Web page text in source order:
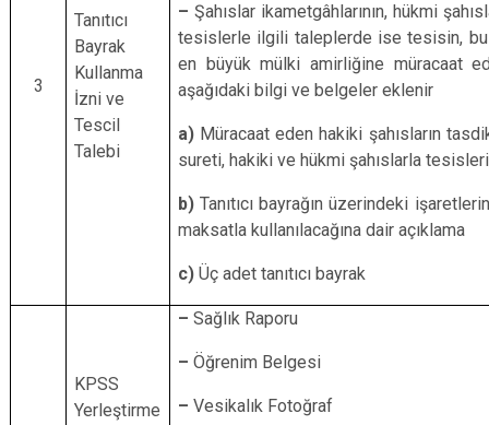
3
Tanıtıcı
Bayrak
Kullanma
İzni ve
Tescil
Talebi
–Şahıslar ikametgâhlarının, hükmi
tesislerle ilgili taleplerde ise tesisin,
en büyük mülki amirliğine müracaat
aşağıdaki bilgi ve belgeler eklenir
a) Müracaat eden hakiki şahısların
sureti, hakiki ve hükmi şahıslarla
b)Tanıtıcı bayrağın üzerindeki
maksatla kullanılacağına dair açıklama
c)Üç adet tanıtıcı bayrak
KPSS
Yerleştirme
–Sağlık Raporu
–Öğrenim Belgesi
–Vesikalık Fotoğraf